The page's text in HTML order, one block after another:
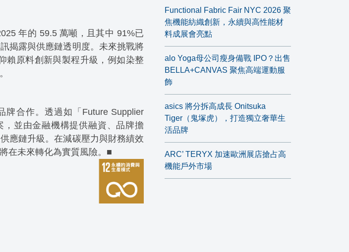
年的 59.5 萬噸，且其中 91%已
揭露與供應鏈透明度。未來挑戰將
賴原料創新與製程升級，例如染整
牌合作。透過如「Future Supplier
，並由金融機構提供融資、品牌擔
應鏈升級。在減碳壓力與財務績效
在未來轉化為實質風險。■
Functional Fabric Fair NYC 2026 聚
焦機能紡織創新，永續與高性能材
料成展會亮點
alo Yoga母公司瘦身備戰 IPO？出售
BELLA+CANVAS 聚焦高端運動服
飾
asics 將分拆高成長 Onitsuka
Tiger（鬼塚虎），打造獨立奢華生
活品牌
ARC’ TERYX 加速歐洲展店搶占高
機能戶外市場